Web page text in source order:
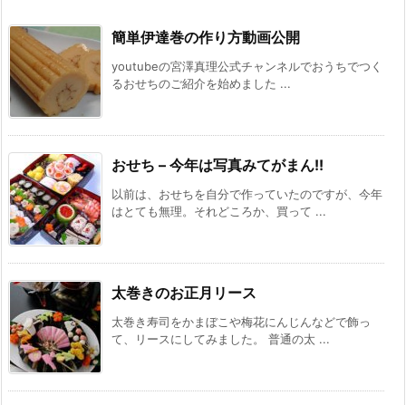
簡単伊達巻の作り方動画公開
youtubeの宮澤真理公式チャンネルでおうちでつく
るおせちのご紹介を始めました ...
おせち – 今年は写真みてがまん!!
以前は、おせちを自分で作っていたのですが、今年
はとても無理。それどころか、買って ...
太巻きのお正月リース
太巻き寿司をかまぼこや梅花にんじんなどで飾っ
て、リースにしてみました。 普通の太 ...